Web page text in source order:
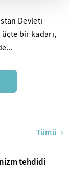
bir kadarı,
Tümü
tehdidi